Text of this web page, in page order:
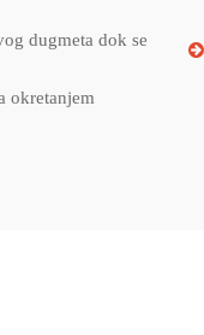
dugmeta dok se
okretanjem